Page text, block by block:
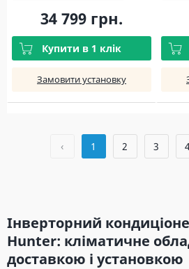
34 799 грн.
Купити в 1 клік
Замовити установку
‹ 1 2 3
Інверторний
Hunter: кліматичне
доставкою і установкою